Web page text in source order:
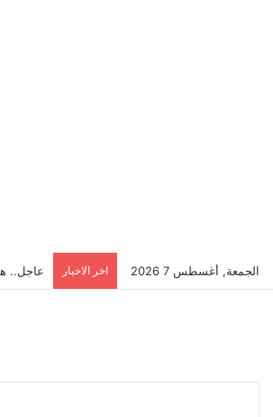
الجمعة, أغسطس 7 2026 اخر الاخبار عاجل..